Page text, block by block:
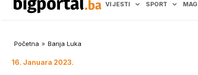
VIJESTI SPORT
Početna » Banja Luka
16. Januara 2023.